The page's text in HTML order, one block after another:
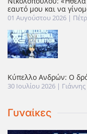
εαυτό μου και να
01 Αυγούστου 2026 |
Κύπελλο Ανδρών: Ο
30 Ιουλίου 2026 |
Γυναίκες